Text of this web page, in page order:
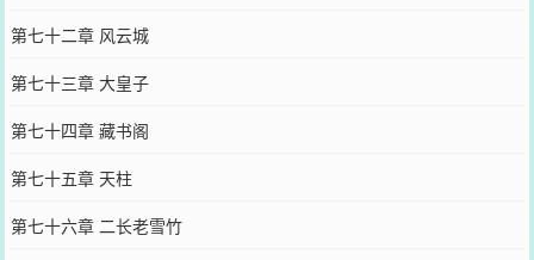
第七十二章 风云城
第七十三章 大皇子
第七十四章 藏书阁
第七十五章 天柱
第七十六章 二长老雪竹